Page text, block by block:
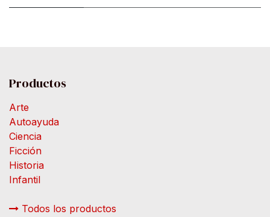
Productos
Arte
Autoayuda
Ciencia
Ficción
Historia
Infantil
Todos los productos